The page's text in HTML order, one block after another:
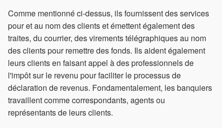
Comme mentionné ci-dessus, ils fournissent des services
pour et au nom des clients et émettent également des
traites, du courrier, des virements télégraphiques au nom
des clients pour remettre des fonds. Ils aident également
leurs clients en faisant appel à des professionnels de
l'impôt sur le revenu pour faciliter le processus de
déclaration de revenus. Fondamentalement, les banquiers
travaillent comme correspondants, agents ou
représentants de leurs clients.